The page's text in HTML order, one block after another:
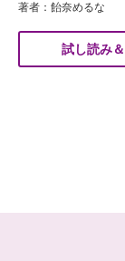
著者：飴奈めるな
試し読み